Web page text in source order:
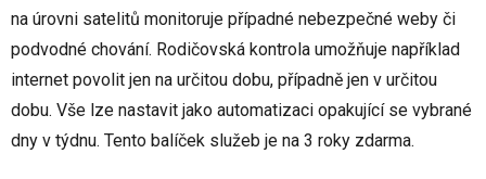
na úrovni satelitů monitoruje případné nebezpečné weby či
podvodné chování. Rodičovská kontrola umožňuje například
internet povolit jen na určitou dobu, případně jen v určitou
dobu. Vše lze nastavit jako automatizaci opakující se vybrané
dny v týdnu. Tento balíček služeb je na 3 roky zdarma.